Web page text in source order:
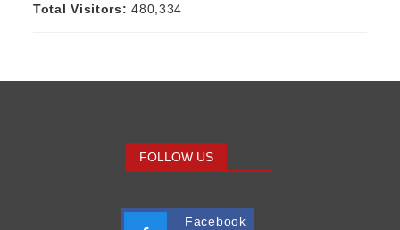
Total Visitors:480,334
FOLLOW US
Facebook